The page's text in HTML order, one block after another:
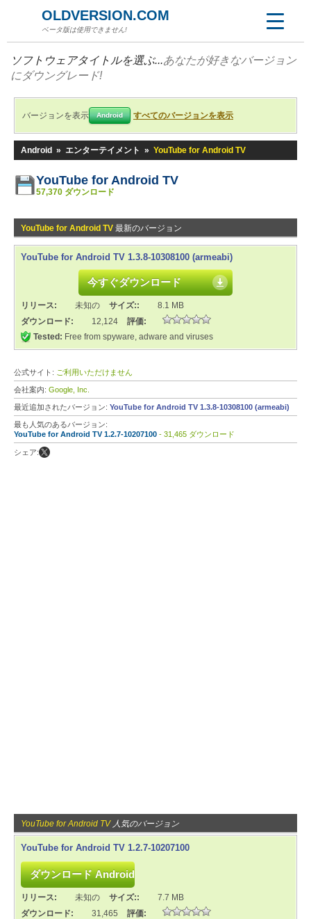
OLDVERSION.COM
ベータ版は使用できません!
ソフトウェアタイトルを選ぶ...あなたが好きなバージョン
にダウングレード!
バージョンを表示 Android すべてのバージョンを表示
Android » エンターテイメント » YouTube for Android TV
YouTube for Android TV
57,370 ダウンロード
YouTube for Android TV 最新のバージョン
YouTube for Android TV 1.3.8-10308100 (armeabi)
今すぐダウンロード
リリース: 未知の サイズ::
8.1 MB
ダウンロード:
12,124
評価:
Tested: Free from spyware, adware and viruses
公式サイト: ご利用いただけません
会社案内: Google, Inc.
最近追加されたバージョン: YouTube for Android TV 1.3.8-10308100 (armeabi)
最も人気のあるバージョン:
YouTube for Android TV 1.2.7-10207100 - 31,465 ダウンロード
シェア:
YouTube for Android TV人気のバージョン
YouTube for Android TV 1.2.7-10207100
リリース: 未知の サイズ::
7.7 MB
ダウンロード:
31,465
評価: